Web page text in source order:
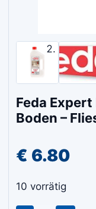
Feda
Boden –
€ 6.80
10 vorrätig